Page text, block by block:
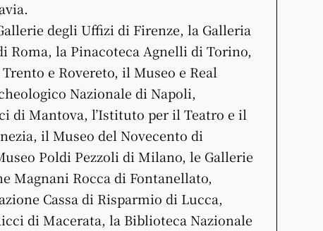
degli Uffizi di Firenze, la Galleria
Roma, la Pinacoteca Agnelli di Torino,
e Rovereto, il Museo e Real
Nazionale di Napoli,
di Mantova, l’Istituto per il Teatro e il
il Museo del Novecento di
Poldi Pezzoli di Milano, le Gallerie
Magnani Rocca di Fontanellato,
Cassa di Risparmio di Lucca,
di Macerata, la Biblioteca Nazionale